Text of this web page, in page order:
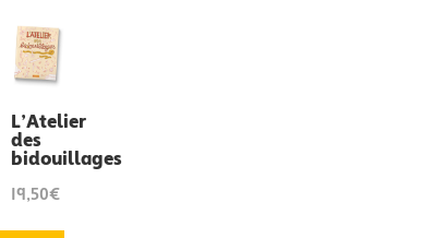
L’Atelier
des
bidouillages
19,50€